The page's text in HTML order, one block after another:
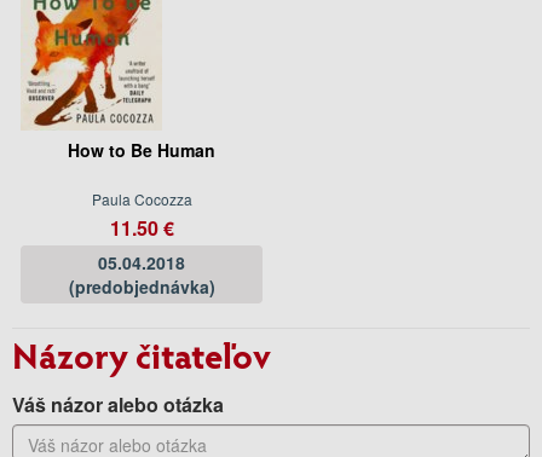
How to Be Human
Paula Cocozza
11.50 €
05.04.2018
(predobjednávka)
Názory čitateľov
Váš názor alebo otázka